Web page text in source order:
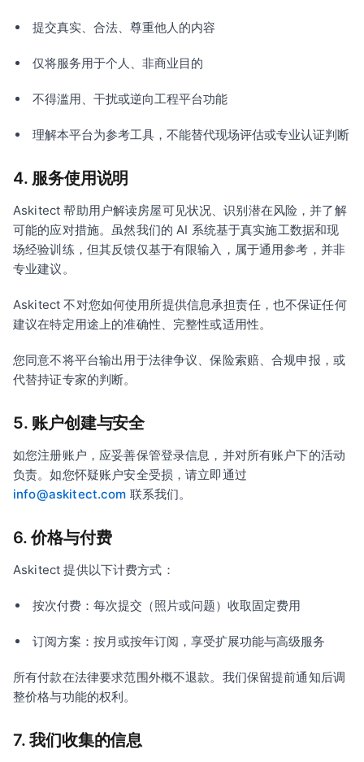
提交真实、合法、尊重他人的内容
仅将服务用于个人、非商业目的
不得滥用、干扰或逆向工程平台功能
理解本平台为参考工具，不能替代现场评估或专业认证判断
4. 服务使用说明
Askitect 帮助用户解读房屋可见状况、识别潜在风险，并了解
可能的应对措施。虽然我们的 AI 系统基于真实施工数据和现
场经验训练，但其反馈仅基于有限输入，属于通用参考，并非
专业建议。
Askitect 不对您如何使用所提供信息承担责任，也不保证任何
建议在特定用途上的准确性、完整性或适用性。
您同意不将平台输出用于法律争议、保险索赔、合规申报，或
代替持证专家的判断。
5. 账户创建与安全
如您注册账户，应妥善保管登录信息，并对所有账户下的活动
负责。如您怀疑账户安全受损，请立即通过
info@askitect.com 联系我们。
6. 价格与付费
Askitect 提供以下计费方式：
按次付费：每次提交（照片或问题）收取固定费用
订阅方案：按月或按年订阅，享受扩展功能与高级服务
所有付款在法律要求范围外概不退款。我们保留提前通知后调
整价格与功能的权利。
7. 我们收集的信息